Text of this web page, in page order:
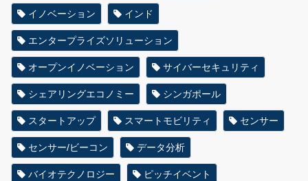
イノベーション インド
エンタープライズソリューション
オープンイノベーション サイバーセキュリティ
シェアリングエコノミー シンガポール
スタートアップ スマートモビリティ センサー
センサー/ビーコン データ分析
バイオテクノロジー ピッチイベント